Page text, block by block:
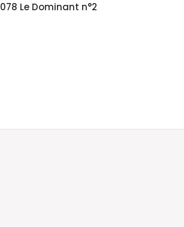
078 Le Dominant n°2